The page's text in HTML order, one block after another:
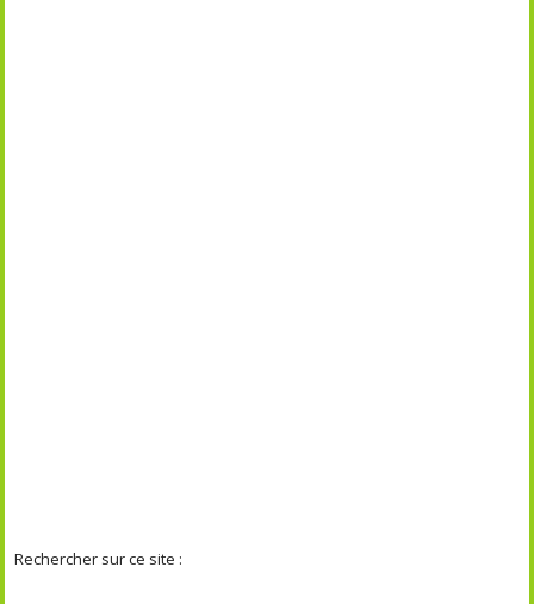
Rechercher sur ce site :